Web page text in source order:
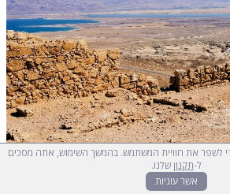
לשפר את חוויית המשתמש. בהמשך השימוש, אתה מסכים
ל-תקנוןשלנו.
אשר עוגיות